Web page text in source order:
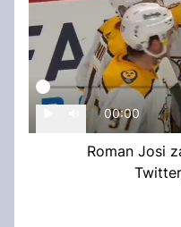
00:00
Roman Josi